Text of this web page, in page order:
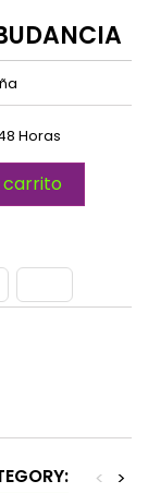
Horas
carrito
>
<